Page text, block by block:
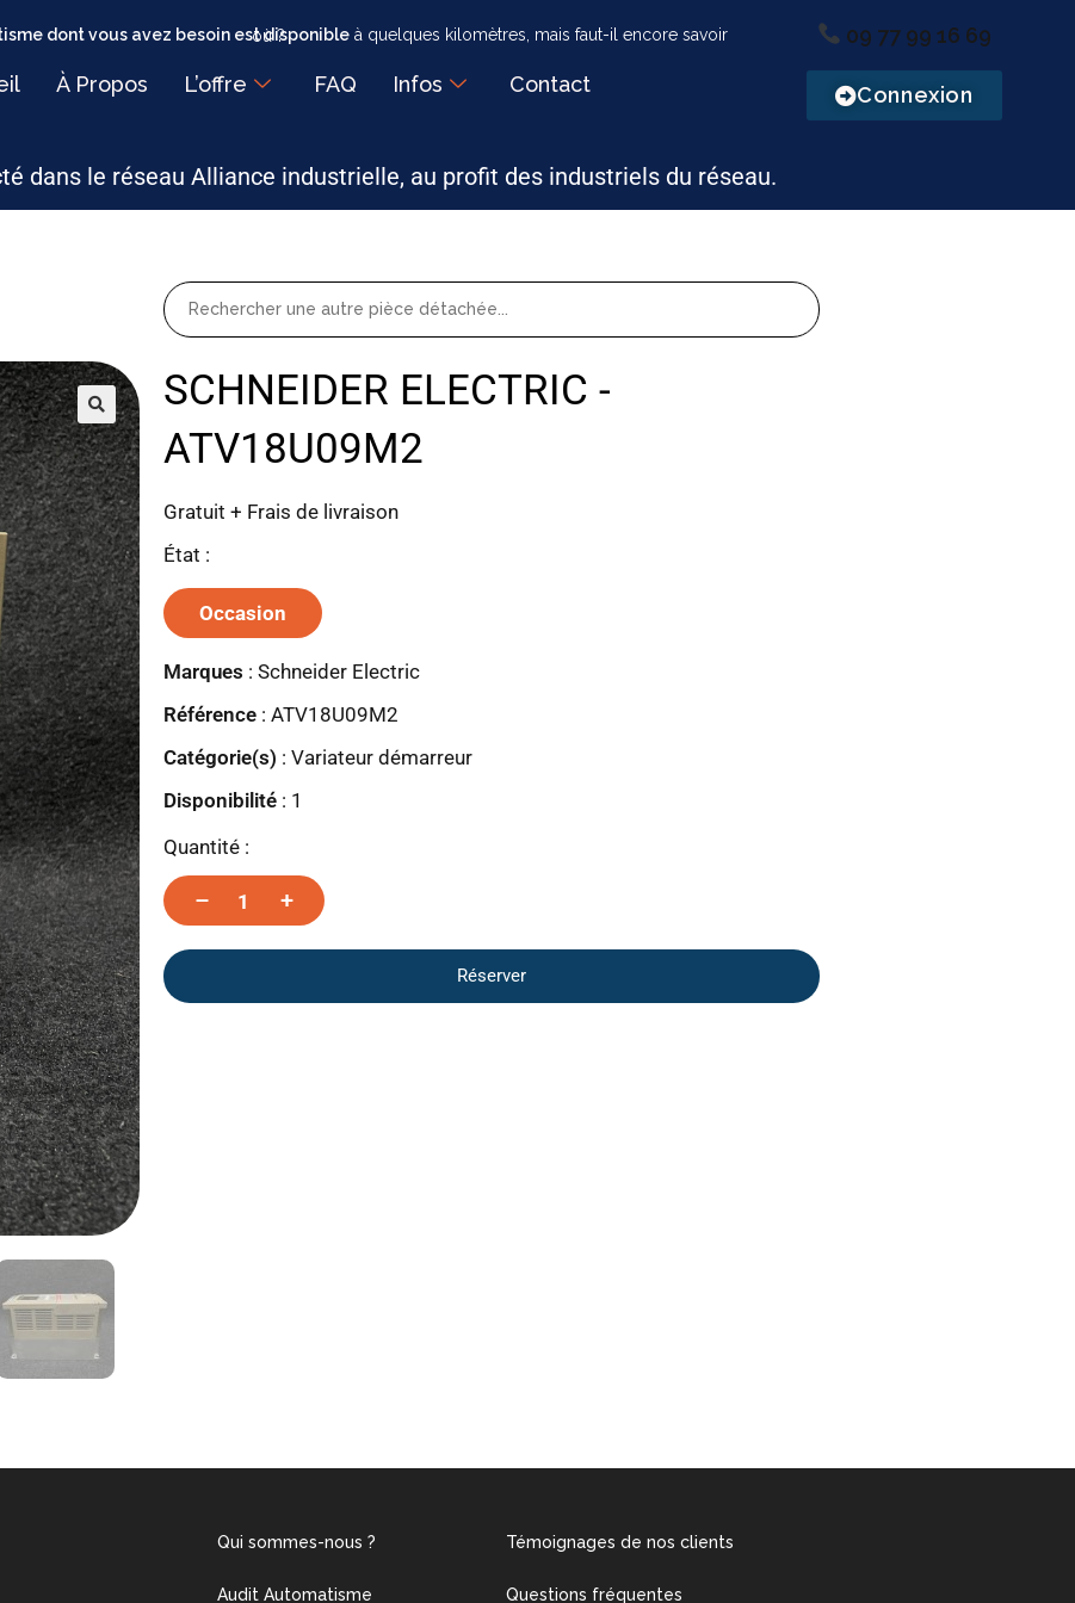
dont vous avez besoin est disponible
à quelques kilomètres, mais faut-il encore savoir où ?
À Propos L’offre FAQ Infos Contact
09 77 99 16 69
Connexion
dans le réseau Alliance industrielle, au profit des industriels du réseau.
SCHNEIDER ELECTRIC -
ATV18U09M2
Gratuit + Frais de livraison
État :
Occasion
Marques : Schneider Electric
Référence : ATV18U09M2
Catégorie(s) : Variateur démarreur
Disponibilité : 1
Quantité :
– +
Réserver
Qui sommes-nous ?
Audit Automatisme
Témoignages de nos clients
Questions fréquentes